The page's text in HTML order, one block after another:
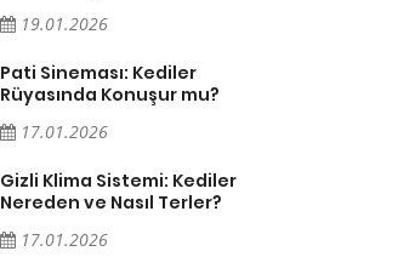
19.01.2026
Pati Sineması: Kediler
Rüyasında Konuşur mu?
17.01.2026
Gizli Klima Sistemi: Kediler
Nereden ve Nasıl Terler?
17.01.2026